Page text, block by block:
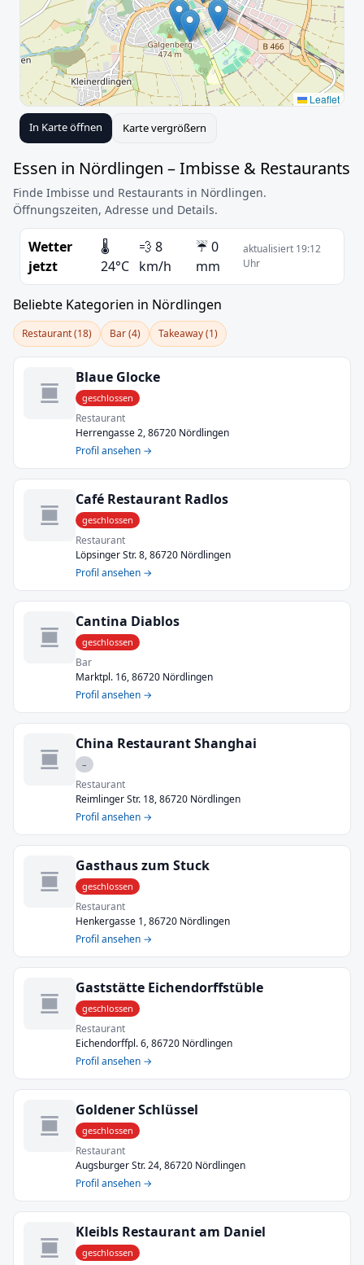
Leaflet
In Karte öffnen Karte vergrößern
Essen in Nördlingen – Imbisse & Restaurants
Finde Imbisse und Restaurants in Nördlingen.
Öffnungszeiten, Adresse und Details.
Wetter
jetzt
🌡️
24°C
💨 8
km/h
☔ 0
mm
aktualisiert 19:12
Uhr
Beliebte Kategorien in Nördlingen
Restaurant (18) Bar (4) Takeaway (1)
Blaue Glocke
geschlossen
Restaurant
Herrengasse 2, 86720 Nördlingen
Profil ansehen →
Café Restaurant Radlos
geschlossen
Restaurant
Löpsinger Str. 8, 86720 Nördlingen
Profil ansehen →
Cantina Diablos
geschlossen
Bar
Marktpl. 16, 86720 Nördlingen
Profil ansehen →
China Restaurant Shanghai
–
Restaurant
Reimlinger Str. 18, 86720 Nördlingen
Profil ansehen →
Gasthaus zum Stuck
geschlossen
Restaurant
Henkergasse 1, 86720 Nördlingen
Profil ansehen →
Gaststätte Eichendorffstüble
geschlossen
Restaurant
Eichendorffpl. 6, 86720 Nördlingen
Profil ansehen →
Goldener Schlüssel
geschlossen
Restaurant
Augsburger Str. 24, 86720 Nördlingen
Profil ansehen →
Kleibls Restaurant am Daniel
geschlossen